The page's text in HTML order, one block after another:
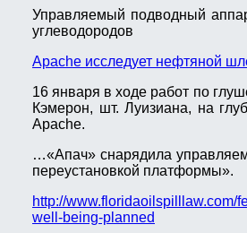
Управляемый подводный
углеводородов
Apache исследует нефтяной
16 января в ходе работ по
Кэмерон, шт. Луизиана, на
Apache.
…«Апач» снарядила
переустановкой платформы».
http://www.floridaoilspilllaw.com/
well-being-planned